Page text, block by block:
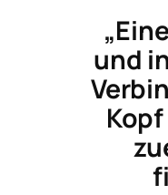
und